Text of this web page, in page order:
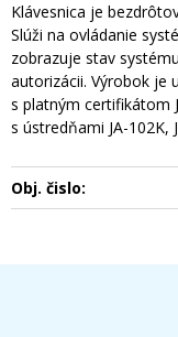
Klávesnica je
Slúži na ovládanie
zobrazuje stav
autorizácii. Výrobok je
s platným certifikátom
s ústredňami JA-102K,
Obj. čislo: